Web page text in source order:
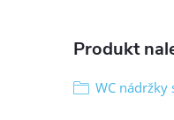
Produkt
WC nádržky